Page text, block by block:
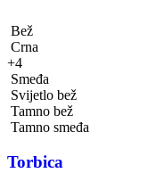
Bež
Crna
+4
Smeđa
Svijetlo bež
Tamno bež
Tamno smeđa
Torbica